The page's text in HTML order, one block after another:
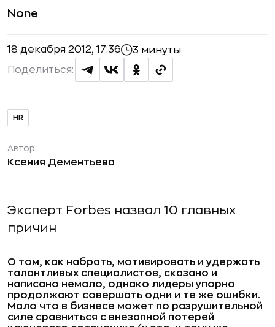
None
18 декабря 2012, 17:36 3 минуты
Поделиться:
HR
Автор:
Ксения Дементьева
Эксперт Forbes назвал 10 главных
причин
О том, как набрать, мотивировать и удержать
талантливых специалистов, сказано и
написано немало, однако лидеры упорно
продолжают совершать одни и те же ошибки.
Мало что в бизнесе может по разрушительной
силе сравниться с внезапной потерей